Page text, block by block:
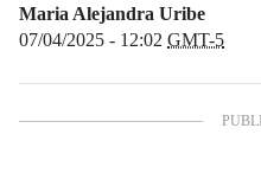
Maria Alejandra Uribe
07/04/2025 - 12:02 GMT-5